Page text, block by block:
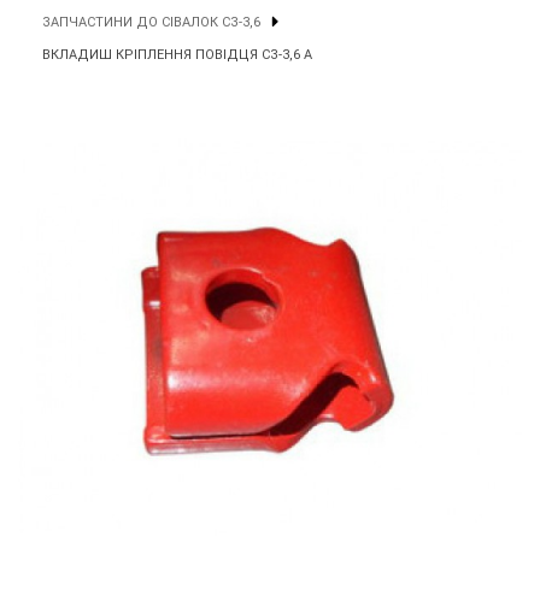
ЗАПЧАСТИНИ ДО СІВАЛОК СЗ-3,6
ВКЛАДИШ КРІПЛЕННЯ ПОВІДЦЯ СЗ-3,6 А